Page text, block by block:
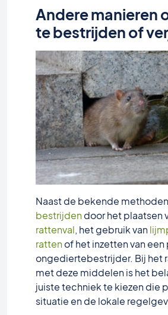
Andere manieren
te bestrijden of
Naast de bekende
bestrijdendoor het plaatsen
rattenval, het gebruik van
rattenof het inzetten van een
ongediertebestrijder. Bij het
met deze middelen is het
juiste techniek te kiezen die
situatie en de lokale